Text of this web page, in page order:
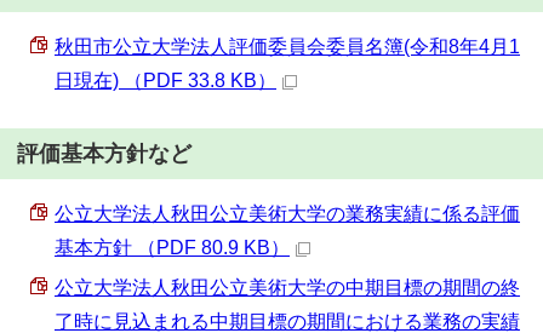
秋田市公立大学法人評価委員会委員名簿(令和8年4月1
日現在) （PDF 33.8 KB）
評価基本方針など
公立大学法人秋田公立美術大学の業務実績に係る評価
基本方針 （PDF 80.9 KB）
公立大学法人秋田公立美術大学の中期目標の期間の終
了時に見込まれる中期目標の期間における業務の実績